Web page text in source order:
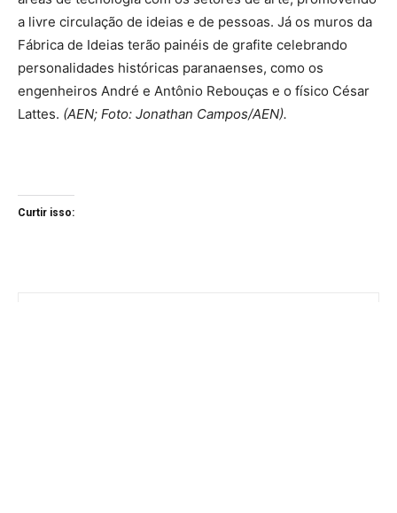
a livre circulação de ideias e de pessoas. Já os muros da
Fábrica de Ideias terão painéis de grafite celebrando
personalidades históricas paranaenses, como os
engenheiros André e Antônio Rebouças e o físico César
Lattes. (AEN; Foto: Jonathan Campos/AEN).
Curtir isso: